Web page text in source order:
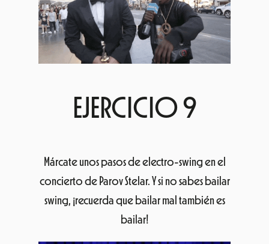
EJERCICIO 9
Márcate unos pasos de electro-swing en el
concierto de Parov Stelar. Y si no sabes bailar
swing, ¡recuerda que bailar mal también es
bailar!